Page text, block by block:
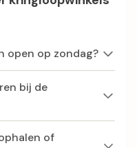
open op zondag?
bij de
of